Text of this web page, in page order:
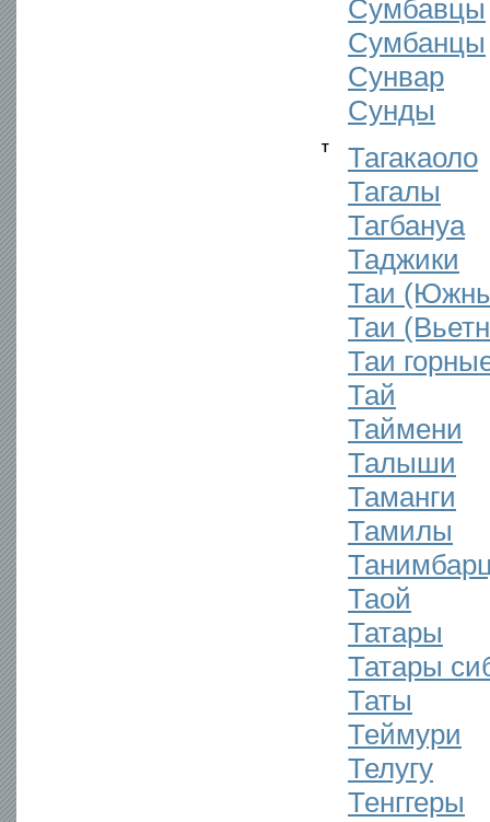
Сумбавцы
Сумбанцы
Сунвар
Сунды
Т
Тагакаоло
Тагалы
Тагбануа
Таджики
Таи
Таи
Таи
Тай
Таймени
Талыши
Таманги
Тамилы
Таой
Татары
Татары
Таты
Теймури
Телугу
Тенггеры